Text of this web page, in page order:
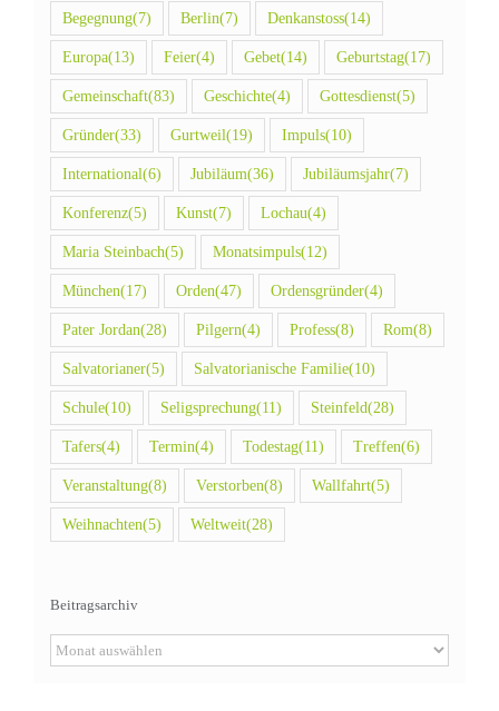
Begegnung(7) Berlin(7) Denkanstoss(14)
Europa(13) Feier(4) Gebet(14) Geburtstag(17)
Gemeinschaft(83) Geschichte(4) Gottesdienst(5)
Gründer(33) Gurtweil(19) Impuls(10)
International(6) Jubiläum(36) Jubiläumsjahr(7)
Konferenz(5) Kunst(7) Lochau(4)
Maria Steinbach(5) Monatsimpuls(12)
München(17) Orden(47) Ordensgründer(4)
Pater Jordan(28) Pilgern(4) Profess(8) Rom(8)
Salvatorianer(5) Salvatorianische Familie(10)
Schule(10) Seligsprechung(11) Steinfeld(28)
Tafers(4) Termin(4) Todestag(11) Treffen(6)
Veranstaltung(8) Verstorben(8) Wallfahrt(5)
Weihnachten(5) Weltweit(28)
Beitragsarchiv
Beitragsarchiv